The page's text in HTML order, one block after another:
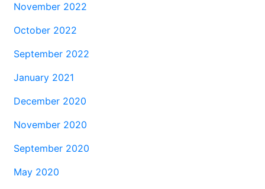
November 2022
October 2022
September 2022
January 2021
December 2020
November 2020
September 2020
May 2020